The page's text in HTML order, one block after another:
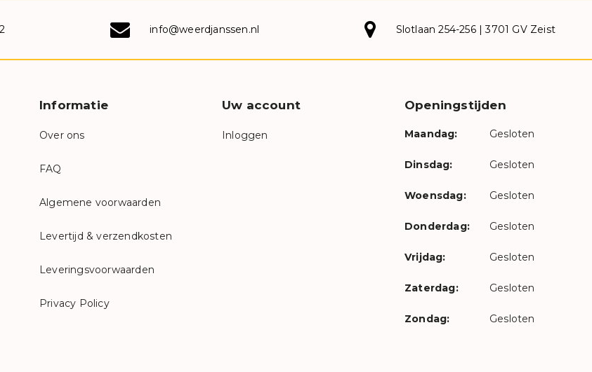
info@weerdjanssen.nl Slotlaan 254-256 | 3701 GV Zeist
Informatie
Over ons
FAQ
Algemene voorwaarden
Levertijd & verzendkosten
Leveringsvoorwaarden
Privacy Policy
Uw account
Inloggen
Openingstijden
Maandag: Gesloten
Dinsdag: Gesloten
Woensdag: Gesloten
Donderdag: Gesloten
Vrijdag: Gesloten
Zaterdag: Gesloten
Zondag: Gesloten